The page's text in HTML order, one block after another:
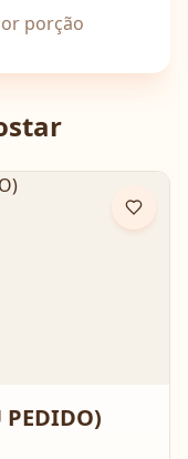
porção
PEDIDO)